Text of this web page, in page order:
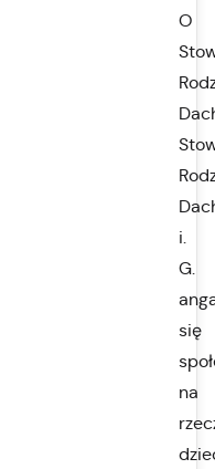
O
i.
G.
się
na